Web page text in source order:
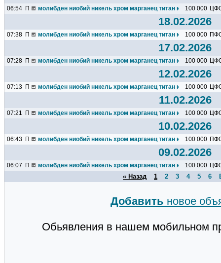
06:54 П молибден ниобий никель хром марганец титан кремний чугун
100 000
18.02.2026
07:38 П молибден ниобий никель хром марганец титан кремний чугун
100 000
17.02.2026
07:28 П молибден ниобий никель хром марганец титан кремний чугун
100 000
12.02.2026
07:13 П молибден ниобий никель хром марганец титан кремний чугун
100 000
11.02.2026
07:21 П молибден ниобий никель хром марганец титан кремний чугун
100 000
10.02.2026
06:43 П молибден ниобий никель хром марганец титан кремний чугун
100 000
09.02.2026
06:07 П молибден ниобий никель хром марганец титан кремний чугун
100 000
« Назад 1 2 3 4 5 6
Добавить новое
Обьявления в нашем мобильном